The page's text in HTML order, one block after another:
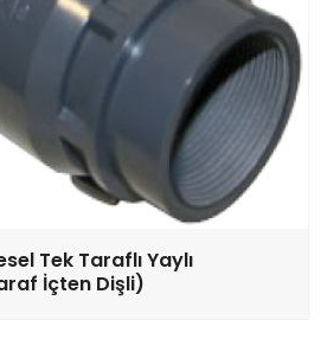
Tek Taraflı Yaylı
İçten Dişli)